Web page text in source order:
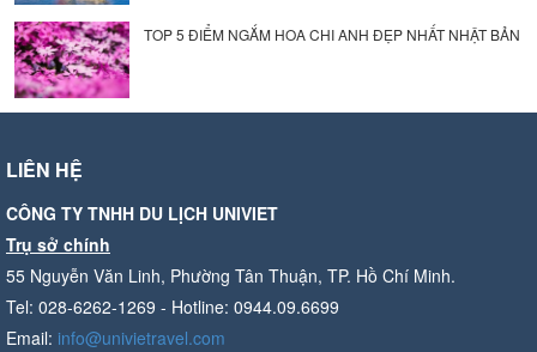
TOP 5 ĐIỂM NGẮM HOA CHI ANH ĐẸP NHẤT NHẬT BẢN
LIÊN HỆ
CÔNG TY TNHH DU LỊCH UNIVIET
Trụ sở chính
55 Nguyễn Văn Linh, Phường Tân Thuận, TP. Hồ Chí Minh.
Tel: 028-6262-1269 - Hotline: 0944.09.6699
Email: info@univietravel.com